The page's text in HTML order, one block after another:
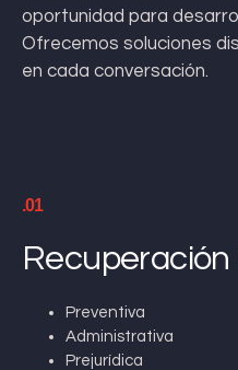
oportunidad para
Ofrecemos soluciones
en cada conversación.
.01
Preventiva
Administrativa
Prejurídica